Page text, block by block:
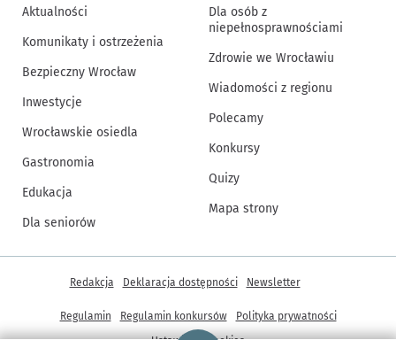
Aktualności
Komunikaty i ostrzeżenia
Bezpieczny Wrocław
Inwestycje
Wrocławskie osiedla
Gastronomia
Edukacja
Dla seniorów
Dla osób z
niepełnosprawnościami
Zdrowie we Wrocławiu
Wiadomości z regionu
Polecamy
Konkursy
Quizy
Mapa strony
Inne informacje
Redakcja Deklaracja dostępności Newsletter
Regulamin Regulamin konkursów
Polityka prywatności